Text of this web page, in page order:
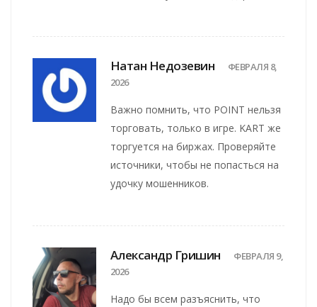
Натан Недозевин
ФЕВРАЛЯ 8,
2026
Важно помнить, что POINT нельзя
торговать, только в игре. KART же
торгуется на биржах. Проверяйте
источники, чтобы не попасться на
удочку мошенников.
Александр Гришин
ФЕВРАЛЯ 9,
2026
Надо бы всем разъяснить, что